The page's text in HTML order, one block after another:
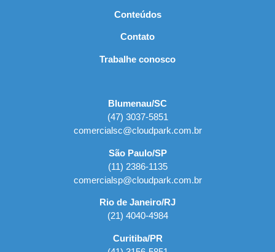
Conteúdos
Contato
Trabalhe conosco
Blumenau/SC
(47) 3037-5851
comercialsc@cloudpark.com.br
São Paulo/SP
(11) 2386-1135
comercialsp@cloudpark.com.br
Rio de Janeiro/RJ
(21) 4040-4984
Curitiba/PR